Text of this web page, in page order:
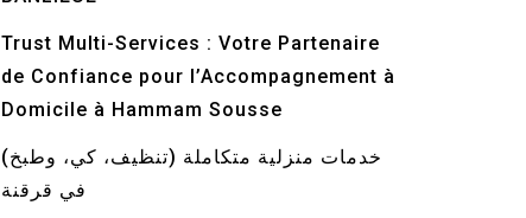
Trust Multi-Services : Votre Partenaire
de Confiance pour l’Accompagnement à
Domicile à Hammam Sousse
خدمات منزلية متكاملة (تنظيف، كي، وطبخ)
في قرقنة